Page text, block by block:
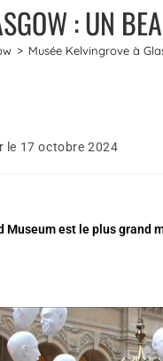
: UN
> Musée Kelvingrove à
le 17 octobre 2024
est le plus grand